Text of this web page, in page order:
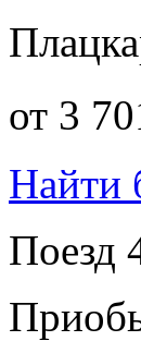
от 3
Найти
Поезд